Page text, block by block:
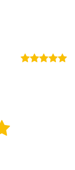
86-060296-
[ 郵局ATM ]、 [彰銀